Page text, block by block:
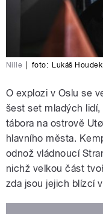
Nille foto: Lukáš Houdek
O explozi v Oslu se
šest set mladých
tábora na ostrově
hlavního města.
odnož vládnoucí
nichž velkou část
zda jsou jejich blízcí